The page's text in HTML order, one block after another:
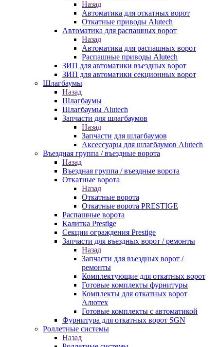
Назад
Автоматика для откатных ворот
Откатные приводы Alutech
Автоматика для распашных ворот
Назад
Автоматика для распашных ворот
Распашные приводы Alutech
ЗИП для автоматики въездных ворот
ЗИП для автоматики секционных ворот
Шлагбаумы
Назад
Шлагбаумы
Шлагбаумы Alutech
Запчасти для шлагбаумов
Назад
Запчасти для шлагбаумов
Аксессуары для шлагбаумов Alutech
Въездная группа / въездные ворота
Назад
Въездная группа / въездные ворота
Откатные ворота
Назад
Откатные ворота
Откатные ворота PRESTIGE
Распашные ворота
Калитка Prestige
Секции ограждения Prestige
Запчасти для въездных ворот / ремонты
Назад
Запчасти для въездных ворот /
ремонты
Комплектующие для откатных ворот
Готовые комплекты фурнитуры
Комплекты для откатных ворот
Алютех
Готовые комплекты с автоматикой
Фурнитура для откатных ворот SGN
Роллетные системы
Назад